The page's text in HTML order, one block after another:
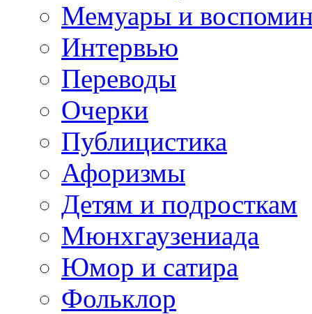
Мемуары и
Интервью
Переводы
Очерки
Публицистика
Афоризмы
Детям и подросткам
Мюнхгаузениада
Юмор и сатира
Фольклор